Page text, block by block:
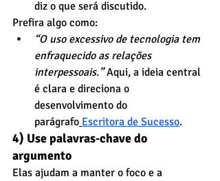
diz o que será discutido.
Prefira algo como:
“O uso excessivo de tecnologia tem
enfraquecido as relações
interpessoais.” Aqui, a ideia central
é clara e direciona o
desenvolvimento do
parágrafo Escritora de Sucesso.
4) Use palavras‑chave do
argumento
Elas ajudam a manter o foco e a